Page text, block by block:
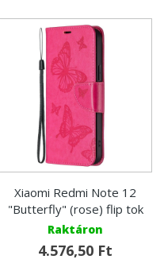
Xiaomi Redmi Note 12
"Butterfly" (rose) flip tok
Raktáron
4.576,50 Ft